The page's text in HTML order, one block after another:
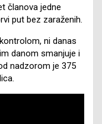
članova jedne
put bez zaraženih.
ni danas
danom smanjuje i
nadzorom je 375